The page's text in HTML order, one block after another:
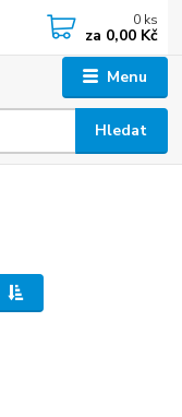
Menu
Hledat
0 ks
za 0,00 Kč